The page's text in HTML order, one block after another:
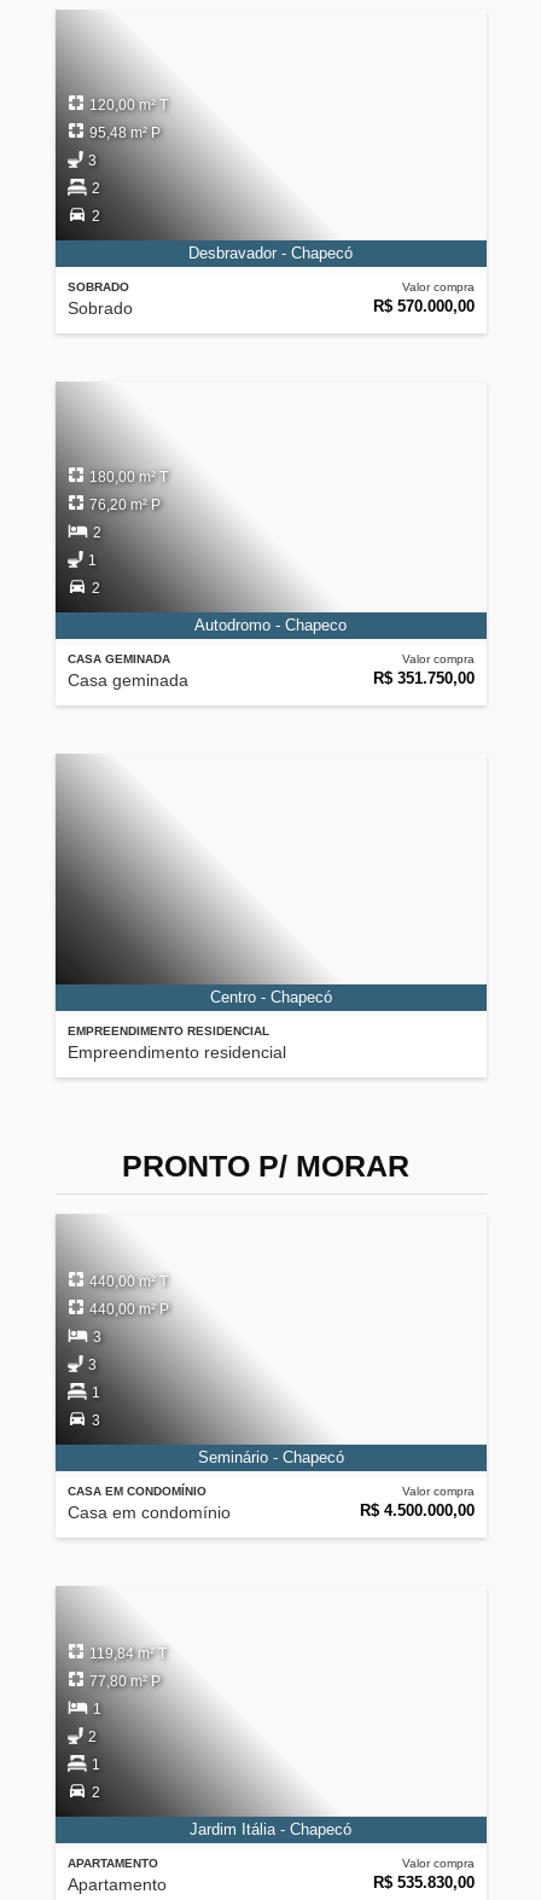
SOBRADO
Sobrado
Valor compra
R$ 570.000,00
120,00 m² T
95,48 m² P
3
2
2
Desbravador - Chapecó
CASA GEMINADA
Casa geminada
Valor compra
R$ 351.750,00
180,00 m² T
76,20 m² P
2
1
2
Autodromo - Chapeco
EMPREENDIMENTO RESIDENCIAL
Empreendimento residencial
Centro - Chapecó
PRONTO P/ MORAR
CASA EM CONDOMÍNIO
Casa em condomínio
Valor compra
R$ 4.500.000,00
440,00 m² T
440,00 m² P
3
3
1
3
Seminário - Chapecó
APARTAMENTO
Apartamento
Valor compra
R$ 535.830,00
119,84 m² T
77,80 m² P
1
2
1
2
Jardim Itália - Chapecó